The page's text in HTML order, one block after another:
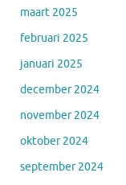
maart 2025
februari 2025
januari 2025
december 2024
november 2024
oktober 2024
september 2024